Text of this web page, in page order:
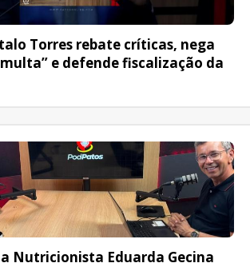
Torres rebate críticas, nega
e defende fiscalização da
Nutricionista Eduarda Gecina